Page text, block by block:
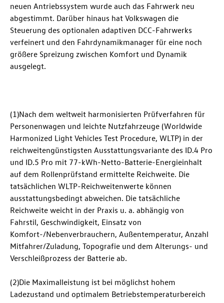
neuen Antriebssystem wurde auch das Fahrwerk neu
abgestimmt. Darüber hinaus hat Volkswagen die
Steuerung des optionalen adaptiven DCC-Fahrwerks
verfeinert und den Fahrdynamikmanager für eine noch
größere Spreizung zwischen Komfort und Dynamik
ausgelegt.
(1)Nach dem weltweit harmonisierten Prüfverfahren für
Personenwagen und leichte Nutzfahrzeuge (Worldwide
Harmonized Light Vehicles Test Procedure, WLTP) in der
reichweitengünstigsten Ausstattungsvariante des ID.4 Pro
und ID.5 Pro mit 77-kWh-Netto-Batterie-Energieinhalt
auf dem Rollenprüfstand ermittelte Reichweite. Die
tatsächlichen WLTP-Reichweitenwerte können
ausstattungsbedingt abweichen. Die tatsächliche
Reichweite weicht in der Praxis u. a. abhängig von
Fahrstil, Geschwindigkeit, Einsatz von
Komfort-/Nebenverbrauchern, Außentemperatur, Anzahl
Mitfahrer/Zuladung, Topografie und dem Alterungs- und
Verschleißprozess der Batterie ab.
(2)Die Maximalleistung ist bei möglichst hohem
Ladezustand und optimalem Betriebstemperaturbereich